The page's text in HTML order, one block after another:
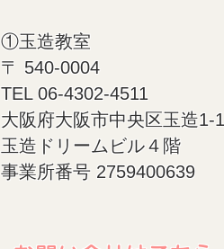
①玉造教室
〒 540-0004
​TEL 06-4302-4511
大阪府大阪市中央区玉造1-
​玉造ドリームビル４階
​事業所番号 2759400639